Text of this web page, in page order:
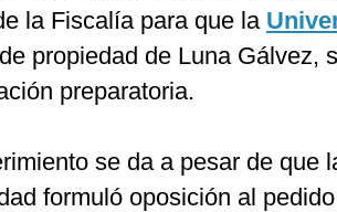
la Fiscalía para que la
propiedad de Luna Gálvez,
preparatoria.
se da a pesar de que
formuló oposición al